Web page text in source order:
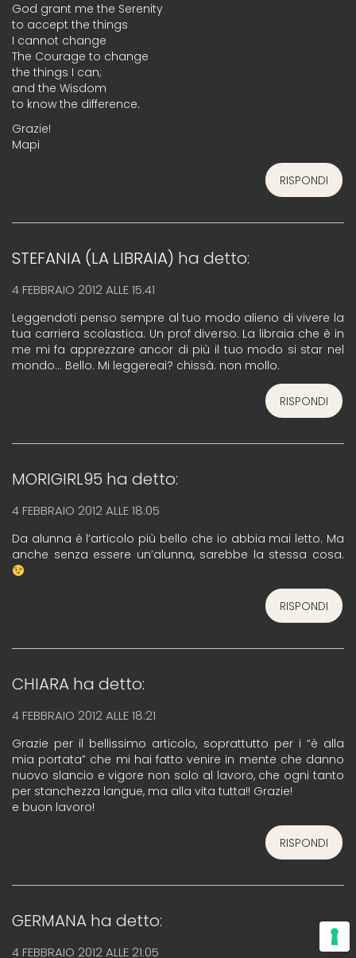
God grant me the Serenity
to accept the things
I cannot change
The Courage to change
the things I can;
and the Wisdom
to know the difference.
Grazie!
Mapi
RISPONDI
STEFANIA (LA LIBRAIA) ha detto:
4 FEBBRAIO 2012 ALLE 15:41
Leggendoti penso sempre al tuo modo alieno di vivere la
tua carriera scolastica. Un prof diverso. La libraia che è in
me mi fa apprezzare ancor di più il tuo modo si star nel
mondo… Bello. Mi leggereai? chissà. non mollo.
RISPONDI
MORIGIRL95 ha detto:
4 FEBBRAIO 2012 ALLE 18:05
Da alunna è l’articolo più bello che io abbia mai letto. Ma
anche senza essere un’alunna, sarebbe la stessa cosa.
RISPONDI
CHIARA ha detto:
4 FEBBRAIO 2012 ALLE 18:21
Grazie per il bellissimo articolo, soprattutto per i “è alla
mia portata” che mi hai fatto venire in mente che danno
nuovo slancio e vigore non solo al lavoro, che ogni tanto
per stanchezza langue, ma alla vita tutta!! Grazie!
e buon lavoro!
RISPONDI
GERMANA ha detto:
4 FEBBRAIO 2012 ALLE 21:05